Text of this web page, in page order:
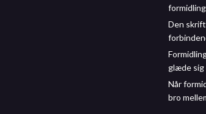
formidling
Den
glæde sig
Når
bro